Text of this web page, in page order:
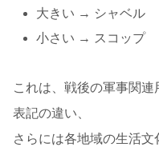
大きい → シャベル
小さい → スコップ
これは、戦後の軍事関
表記の違い、
さらには各地域の生活